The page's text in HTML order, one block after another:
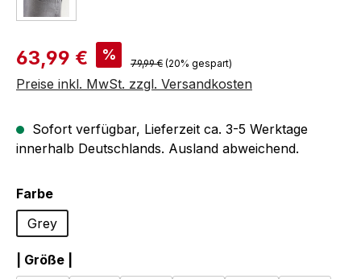
Verkaufspreis:
63,99 € % Regulärer Preis:
79,99 € (20% gespart)
Preise inkl. MwSt. zzgl. Versandkosten
Sofort verfügbar, Lieferzeit ca. 3-5 Werktage
innerhalb Deutschlands. Ausland abweichend.
Farbeauswählen
Grey
| Größe |